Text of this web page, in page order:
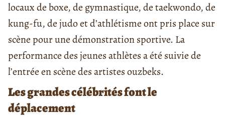
locaux de boxe, de gymnastique, de taekwondo, de
kung-fu, de judo et d’athlétisme ont pris place sur
scène pour une démonstration sportive. La
performance des jeunes athlètes a été suivie de
l’entrée en scène des artistes ouzbeks.
Les grandes célébrités font le
déplacement